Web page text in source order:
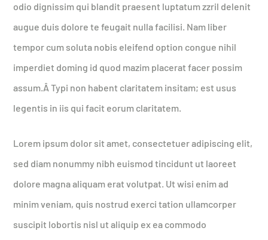
odio dignissim qui blandit praesent luptatum zzril delenit
augue duis dolore te feugait nulla facilisi. Nam liber
tempor cum soluta nobis eleifend option congue nihil
imperdiet doming id quod mazim placerat facer possim
assum.Â Typi non habent claritatem insitam; est usus
legentis in iis qui facit eorum claritatem.
Lorem ipsum dolor sit amet, consectetuer adipiscing elit,
sed diam nonummy nibh euismod tincidunt ut laoreet
dolore magna aliquam erat volutpat. Ut wisi enim ad
minim veniam, quis nostrud exerci tation ullamcorper
suscipit lobortis nisl ut aliquip ex ea commodo